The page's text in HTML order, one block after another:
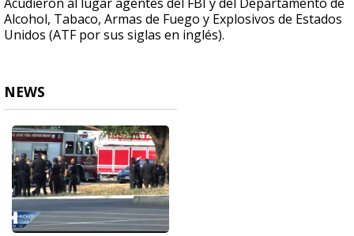
Alcohol, Tabaco, Armas de Fuego y Explosivos de Estados
Unidos (ATF por sus siglas en inglés).
NEWS